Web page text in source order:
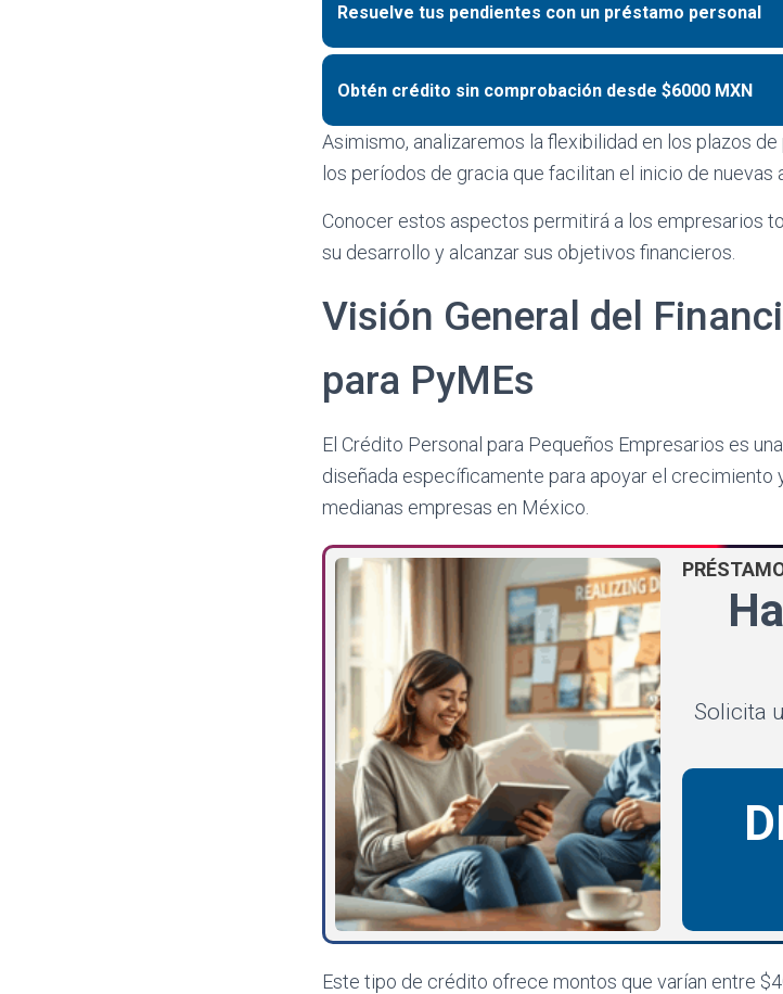
Resuelve tus pendientes con un préstamo personal
Obtén crédito sin comprobación desde $6000 MXN
Asimismo, analizaremos la flexibilidad en los plazos
los períodos de gracia que facilitan el inicio de
Conocer estos aspectos permitirá a los empresarios
su desarrollo y alcanzar sus objetivos financieros.
Visión General del
para PyMEs
El Crédito Personal para Pequeños Empresarios es
diseñada específicamente para apoyar el crecimiento
medianas empresas en México.
Solicita
Este tipo de crédito ofrece montos que varían entre